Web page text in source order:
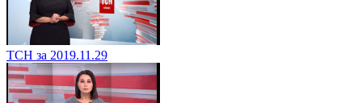
ТСН за 2019.11.29